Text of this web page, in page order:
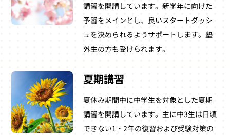
講習を開講しています。新学年に向けた
予習をメインとし、良いスタートダッシ
ュを決められるようサポートします。塾
外生の方も受けられます。
夏期講習
夏休み期間中に中学生を対象とした夏期
講習を開講しています。主に中3生は日頃
できない1・2年の復習および受験対策の